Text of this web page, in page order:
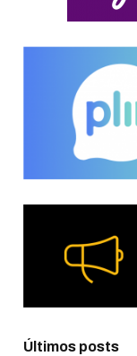
Últimos posts